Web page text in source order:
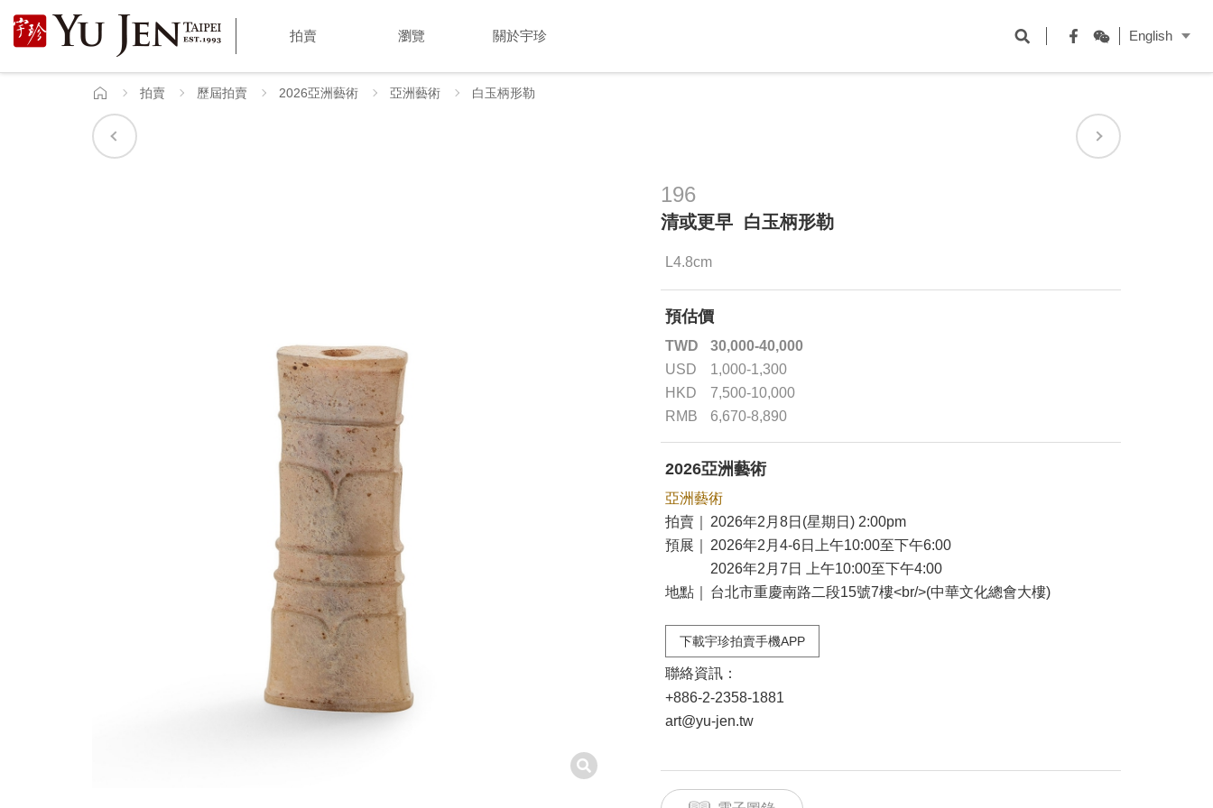
宇
珍
拍賣 瀏覽 關於宇珍
Facebook
WeChat
English
首
頁
拍賣 歷屆拍賣 2026亞洲藝術 亞洲藝術 白玉柄形勒
196
清或更早 白玉柄形勒
L4.8cm
預估價
TWD
30,000-40,000
USD
1,000-1,300
HKD
7,500-10,000
RMB
6,670-8,890
2026亞洲藝術
亞洲藝術
拍賣｜
2026年2月8日(星期日) 2:00pm
預展｜
2026年2月4-6日上午10:00至下午6:00
2026年2月7日 上午10:00至下午4:00
地點｜
台北市重慶南路二段15號7樓<br/>(中華文化總會大樓)
下載宇珍拍賣手機APP
聯絡資訊：
+886-2-2358-1881
art@yu-jen.tw